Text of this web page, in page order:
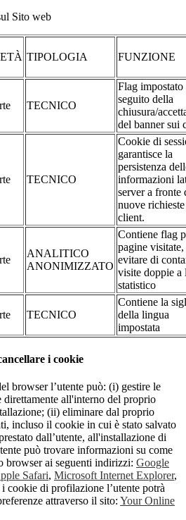
Sito web
TIPOLOGIA FUNZIONE
TECNICO
Flag impostato
seguito della
chiusura/
del banner sui
TECNICO
Cookie di
garantisce la
persistenza
informazioni
server a fronte
nuove
client.
ANALITICO
ANONIMIZZATO
Contiene flag
pagine visitate,
evitare di
visite doppie a
statistico
TECNICO
Contiene la
della lingua
impostata
i cookie
browser l’utente può: (i) gestire le
direttamente all'interno del proprio
(ii) eliminare dal proprio
incluso il cookie in cui è stato salvato
dall’utente, all'installazione di
può trovare informazioni su come
browser ai seguenti indirizzi: Google
Safari, Microsoft Internet Explorer,
i cookie di profilazione l’utente potrà
attraverso il sito: Your Online